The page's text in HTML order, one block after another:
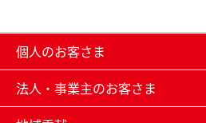
個人のお客さま
法人・事業主のお客さま